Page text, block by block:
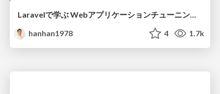
Laravelで学ぶ Webアプリケーションチューニング入門/web_application_tuning_101
hanhan1978
4 1.7k